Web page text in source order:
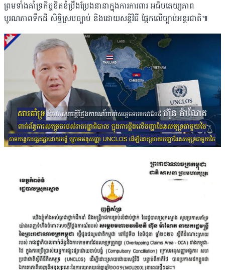
ព្រមទាំងគាំទ្រកិច្ចខិតខំប្រឹងប្រែងនានាក្នុងការការពារ អធិបតេយ្យភាព
បូរណភាពទឹកដី សិទ្ធិស្របច្បាប់ និងដោយសន្តិវិធី ផ្អែកលើច្បាប់អន្តរជាតិ៕